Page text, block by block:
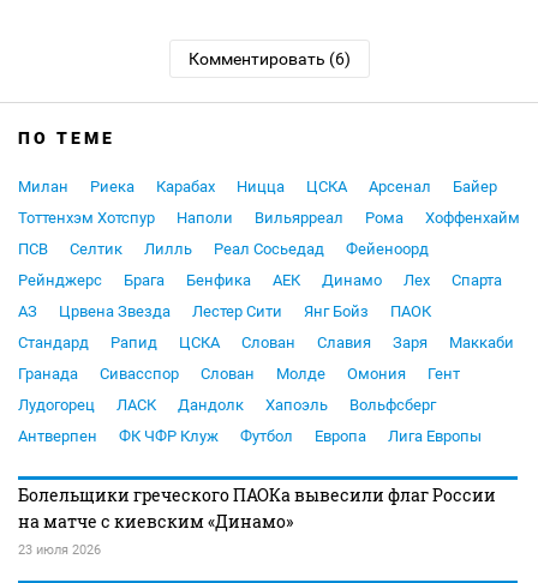
Комментировать (6)
ПО ТЕМЕ
Милан Риека Карабах Ницца ЦСКА Арсенал
Байер
Тоттенхэм Хотспур
Наполи Вильярреал Рома
Хоффенхайм
ПСВ
Селтик Лилль Реал Сосьедад
Фейеноорд
Рейнджерс
Брага Бенфика АЕК Динамо Лех
Спарта
АЗ
Црвена Звезда Лестер Сити Янг Бойз
ПАОК
Стандард
Рапид ЦСКА Слован Славия Заря
Маккаби
Гранада
Сивасспор Слован Молде Омония
Гент
Лудогорец
ЛАСК Дандолк Хапоэль
Вольфсберг
Антверпен
ФК ЧФР Клуж Футбол Европа Лига Европы
Болельщики греческого ПАОКа вывесили флаг России
на матче с киевским «Динамо»
23 июля 2026